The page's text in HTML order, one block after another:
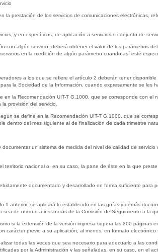
la prestación de los servicios de comunicaciones electrónicas,
y en específicos, de aplicación a servicios o conjunto de
con algún servicio, deberá obtener el valor de los parámetros
en la medición de algún parámetro cuando así esté
a los que se refiere el artículo 2 deberán tener
la Sociedad de la Información, cuando expresamente se les
la Recomendación UIT-T G.1000, que se corresponde con el
provisión del servicio.
se define en la Recomendación UIT-T G.1000, que se
dentro del mes siguiente al de finalización de cada trimestre
un sistema de medida del nivel de calidad de
territorio nacional o, en su caso, la parte de éste en la que
documentado y desarrollado en forma suficiente para
1 anterior, se aplicará lo establecido en las guías y demás
de oficio o a instancias de la Comisión de Seguimiento a la
si la extensión de la versión impresa supera las 200 páginas
carácter previo a su aplicación, al menos, en formato
todas las veces que sea necesario para adecuarlo a las
por la Administración y las señaladas, en su caso, en el